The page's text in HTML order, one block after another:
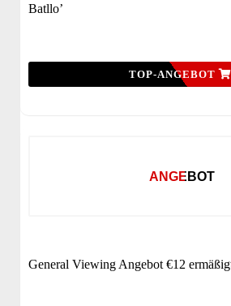
Batllo’
TOP-ANGEBOT
ANGEBOT
General Viewing Angebot €12